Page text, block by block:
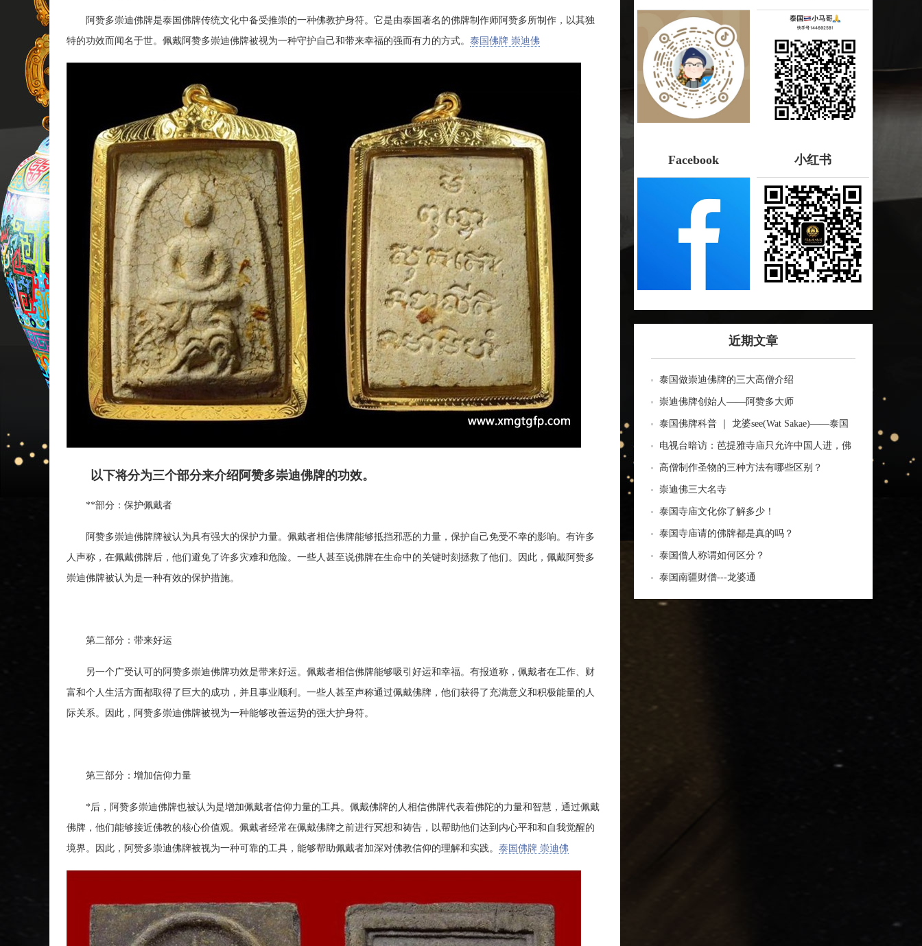
阿赞多崇迪佛牌是泰国佛牌传统文化中备受推崇的一种佛教护身符。它是由泰国著名的佛牌制作师阿赞多所制作，以其独
特的功效而闻名于世。佩戴阿赞多崇迪佛牌被视为一种守护自己和带来幸福的强而有力的方式。 泰国佛牌 崇迪佛
以下将分为三个部分来介绍阿赞多崇迪佛牌的功效。
**部分：保护佩戴者
阿赞多崇迪佛牌牌被认为具有强大的保护力量。佩戴者相信佛牌能够抵挡邪恶的力量，保护自己免受不幸的影响。有许多
人声称，在佩戴佛牌后，他们避免了许多灾难和危险。一些人甚至说佛牌在生命中的关键时刻拯救了他们。因此，佩戴阿赞多
崇迪佛牌被认为是一种有效的保护措施。
第二部分：带来好运
另一个广受认可的阿赞多崇迪佛牌功效是带来好运。佩戴者相信佛牌能够吸引好运和幸福。有报道称，佩戴者在工作、财
富和个人生活方面都取得了巨大的成功，并且事业顺利。一些人甚至声称通过佩戴佛牌，他们获得了充满意义和积极能量的人
际关系。因此，阿赞多崇迪佛牌被视为一种能够改善运势的强大护身符。
第三部分：增加信仰力量
*后，阿赞多崇迪佛牌也被认为是增加佩戴者信仰力量的工具。佩戴佛牌的人相信佛牌代表着佛陀的力量和智慧，通过佩戴
佛牌，他们能够接近佛教的核心价值观。佩戴者经常在佩戴佛牌之前进行冥想和祷告，以帮助他们达到内心平和和自我觉醒的
境界。因此，阿赞多崇迪佛牌被视为一种可靠的工具，能够帮助佩戴者加深对佛教信仰的理解和实践。 泰国佛牌 崇迪佛
Facebook 小红书
近期文章
泰国做崇迪佛牌的三大高僧介绍
崇迪佛牌创始人——阿赞多大师
泰国佛牌科普 ｜ 龙婆see(Wat Sakae)——泰国
四面神前三高僧
电视台暗访：芭提雅寺庙只允许中国人进，佛
牌高于常价100多倍！
高僧制作圣物的三种方法有哪些区别？
崇迪佛三大名寺
泰国寺庙文化你了解多少！
泰国寺庙请的佛牌都是真的吗？
泰国僧人称谓如何区分？
泰国南疆财僧---龙婆通